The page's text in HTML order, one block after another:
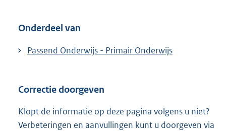
Onderdeel van
Passend Onderwijs - Primair Onderwijs
Correctie doorgeven
Klopt de informatie op deze pagina volgens u niet?
Verbeteringen en aanvullingen kunt u doorgeven via